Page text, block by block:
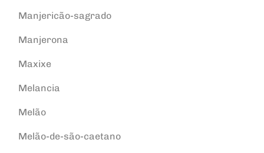
Manjericão-sagrado
Manjerona
Maxixe
Melancia
Melão
Melão-de-são-caetano